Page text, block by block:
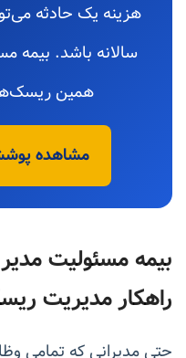
هزینه یک حادثه
سالانه باشد. بیمه
همین
مشاهده
بیمه مسئولیت
راهکار مدیریت
حتی مدیرانی که تمامی